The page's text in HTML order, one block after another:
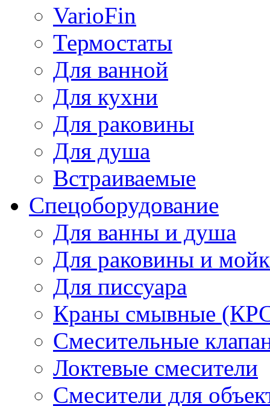
VarioFin
Термостаты
Для ванной
Для кухни
Для раковины
Для душа
Встраиваемые
Спецоборудование
Для ванны и душа
Для раковины и
Для писсуара
Краны смывные
Смесительные
Локтевые смесители
Смесители для